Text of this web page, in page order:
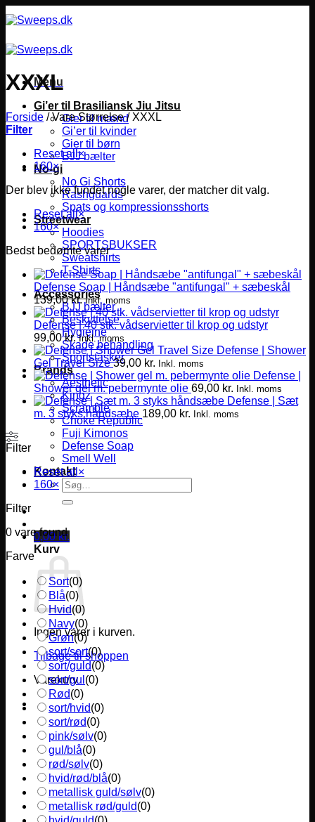
til
Menu
Gi’er til Brasiliansk Jiu Jitsu
Gier til mænd
Gi’er til kvinder
Gier til børn
BJJ bælter
No-gi
No Gi Shorts
Rashguards
Spats og kompressionsshorts
Streetwear
Hoodies
SPORTSBUKSER
Sweatshirts
T-Shirts
Accessories
BJJ bælter
Beskyttelse
Hygiejne
Skade behandling
Sportstasker
Brands
Aesthetic
Kingz
Scramble
Choke Republic
Fuji Kimonos
Defense Soap
Smell Well
Kontakt
Søg
efter:
0,00 kr.
Kurv
Ingen varer i kurven.
Tilbage til shoppen
Varekurv
XXXL
Forside /Vare Størrelse/XXXL
Filter
Reset all×
160×
Der blev ikke fundet nogle varer, der matcher dit valg.
Reset all×
160×
Bedst bedømte varer
Defense Soap | Håndsæbe "antifungal" + sæbeskål
139,00kr. Inkl. moms
Defense | 40 stk. vådservietter til krop og udstyr
99,00kr. Inkl. moms
Defense | Shower
Gel Travel Size 39,00 kr. Inkl. moms
Defense |
Shower gel m. pebermynte olie 69,00 kr. Inkl. moms
Defense | Sæt
m. 3 styks håndsæbe 189,00 kr. Inkl. moms
Filter
Reset all ×
160×
Filter
0 vare found
Farve
Sort(0)
Blå(0)
Hvid(0)
Navy(0)
Grøn(0)
sort/sort(0)
sort/guld(0)
sort/gul (0)
Rød(0)
sort/hvid(0)
sort/rød(0)
pink/sølv(0)
gul/blå(0)
rød/sølv(0)
hvid/rød/blå(0)
metallisk guld/sølv(0)
metallisk rød/guld(0)